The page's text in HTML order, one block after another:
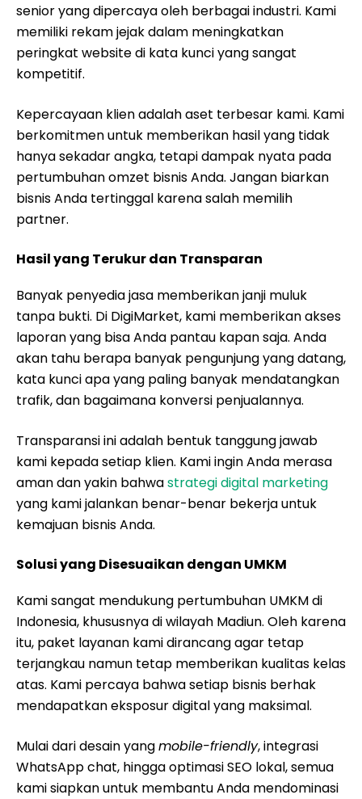
senior yang dipercaya oleh berbagai industri. Kami
memiliki rekam jejak dalam meningkatkan
peringkat website di kata kunci yang sangat
kompetitif.
Kepercayaan klien adalah aset terbesar kami. Kami
berkomitmen untuk memberikan hasil yang tidak
hanya sekadar angka, tetapi dampak nyata pada
pertumbuhan omzet bisnis Anda. Jangan biarkan
bisnis Anda tertinggal karena salah memilih
partner.
Hasil yang Terukur dan Transparan
Banyak penyedia jasa memberikan janji muluk
tanpa bukti. Di DigiMarket, kami memberikan akses
laporan yang bisa Anda pantau kapan saja. Anda
akan tahu berapa banyak pengunjung yang datang,
kata kunci apa yang paling banyak mendatangkan
trafik, dan bagaimana konversi penjualannya.
Transparansi ini adalah bentuk tanggung jawab
kami kepada setiap klien. Kami ingin Anda merasa
aman dan yakin bahwastrategi digital marketing
yang kami jalankan benar-benar bekerja untuk
kemajuan bisnis Anda.
Solusi yang Disesuaikan dengan UMKM
Kami sangat mendukung pertumbuhan UMKM di
Indonesia, khususnya di wilayah Madiun. Oleh karena
itu, paket layanan kami dirancang agar tetap
terjangkau namun tetap memberikan kualitas kelas
atas. Kami percaya bahwa setiap bisnis berhak
mendapatkan eksposur digital yang maksimal.
Mulai dari desain yangmobile-friendly, integrasi
WhatsApp chat, hingga optimasi SEO lokal, semua
kami siapkan untuk membantu Anda mendominasi